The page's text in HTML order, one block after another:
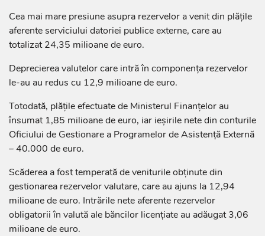
Cea mai mare presiune asupra rezervelor a venit din plățile
aferente serviciului datoriei publice externe, care au
totalizat 24,35 milioane de euro.
Deprecierea valutelor care intră în componența rezervelor
le-au au redus cu 12,9 milioane de euro.
Totodată, plățile efectuate de Ministerul Finanțelor au
însumat 1,85 milioane de euro, iar ieșirile nete din conturile
Oficiului de Gestionare a Programelor de Asistență Externă
– 40.000 de euro.
Scăderea a fost temperată de veniturile obținute din
gestionarea rezervelor valutare, care au ajuns la 12,94
milioane de euro. Intrările nete aferente rezervelor
obligatorii în valută ale băncilor licențiate au adăugat 3,06
milioane de euro.